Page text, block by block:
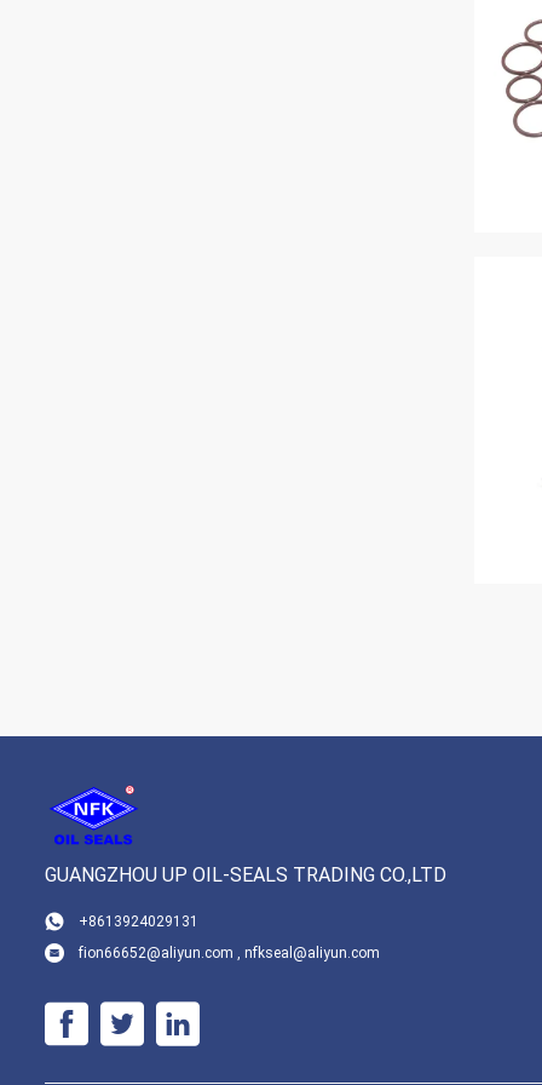
GUANGZHOU UP OIL-SEALS TRADING CO.,LTD
+8613924029131
fion66652@aliyun.com , nfkseal@aliyun.com